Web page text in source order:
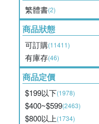
繁體書(2)
商品狀態
可訂購(11411)
有庫存(46)
商品定價
$199以下(1978)
$400~$599(2463)
$800以上(1734)